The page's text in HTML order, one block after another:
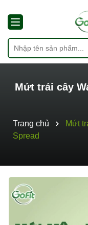
Mứt trái cây
Trang chủ
Mứt
Spread